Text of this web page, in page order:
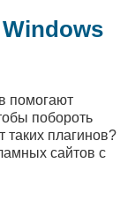
помогают
побороть
таких плагинов?
сайтов с